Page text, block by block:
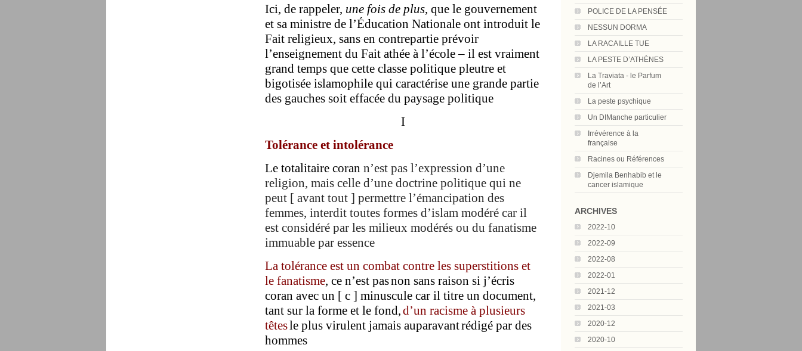
POLICE DE LA PENSÉE
NESSUN DORMA
LA RACAILLE TUE
LA PESTE D’ATHÈNES
La Traviata - le Parfum
de l’Art
La peste psychique
Un DIManche particulier
Irrévérence à la
française
Racines ou Références
Djemila Benhabib et le
cancer islamique
ARCHIVES
2022-10
2022-09
2022-08
2022-01
2021-12
2021-03
2020-12
2020-10
Ici, de rappeler, une fois de plus, que le gouvernement
et sa ministre de l’Éducation Nationale ont introduit le
Fait religieux, sans en contrepartie prévoir
l’enseignement du Fait athée à l’école– il est vraiment
grand temps que cette classe politique pleutre et
bigotisée islamophile qui caractérise une grande partie
des gauches soit effacée du paysage politique
I
Tolérance et intolérance
Le totalitaire coran n’est pas l’expression d’une
religion, mais celle d’une doctrine politique qui ne
peut [ avant tout ] permettre l’émancipation des
femmes, interdit toutes formes d’islam modéré car il
est considéré par les milieux modérés ou du fanatisme
immuable par essence
La tolérance est un combat contre les superstitions et
le fanatisme, ce n’est pasnon sans raison si j’écris
coran avec un [ c ] minuscule car il titre un document,
tant sur la forme et le fond,d’un racisme à plusieurs
têtesle plus virulent jamais auparavantrédigé par des
hommes